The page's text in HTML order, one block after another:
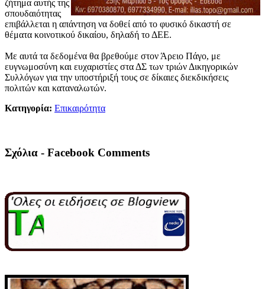
ζήτημα αυτής της
σπουδαιότητας
επιβάλλεται η απάντηση να δοθεί από το φυσικό δικαστή σε
θέματα κοινοτικού δικαίου, δηλαδή το ΔΕΕ.
Με αυτά τα δεδομένα θα βρεθούμε στον Άρειο Πάγο, με
ευγνωμοσύνη και ευχαριστίες στα ΔΣ των τριών Δικηγορικών
Συλλόγων για την υποστήριξή τους σε δίκαιες διεκδικήσεις
πολιτών και καταναλωτών.
Κατηγορία: Επικαιρότητα
Σχόλια - Facebook Comments